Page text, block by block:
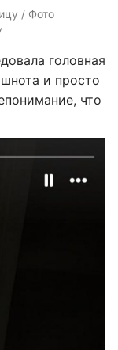
/ Фото
головная
и просто
что